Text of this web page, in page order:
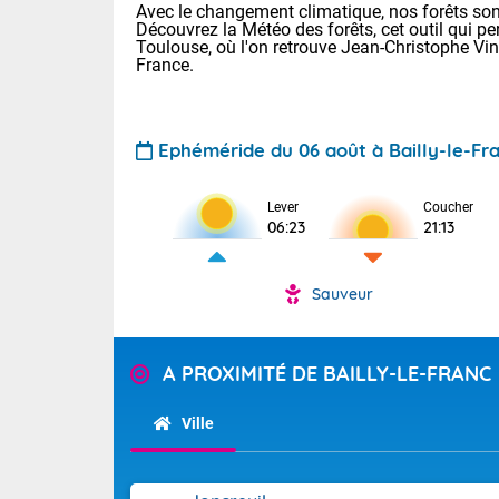
Pour la
Tendance
Avec le changement climatique, nos forêts
Découvrez la Météo des forêts, cet outil qui
Toulouse, où l'on retrouve Jean-Christophe
France.
Ephéméride du 06 août à Bailly-le-
Lever
06:23
Coucher
21:13
Sauveur
A PROXIMITÉ DE BAILLY-LE-FRANC
Ville
Voici les
28 Lyon :
: 27 Nancy :
31 Lille : 26
Demain :
Calme,
alors que la